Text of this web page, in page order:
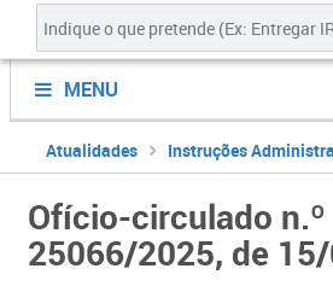
MENU
Atualidades Instruções
Ofício-circulado n.º
25066/2025, de